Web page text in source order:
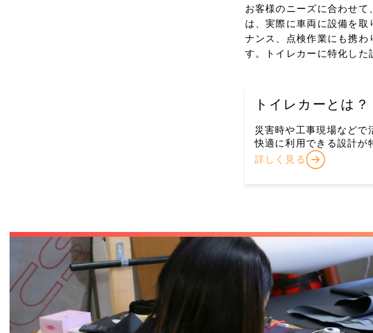
お客様のニーズに合わせ
は、実際に車両に設備を
ナンス、点検作業にも携
す。トイレカーに特化した
トイレカーとは？
災害時や工事現場などで
快適に利用できる設計が
詳しく見る